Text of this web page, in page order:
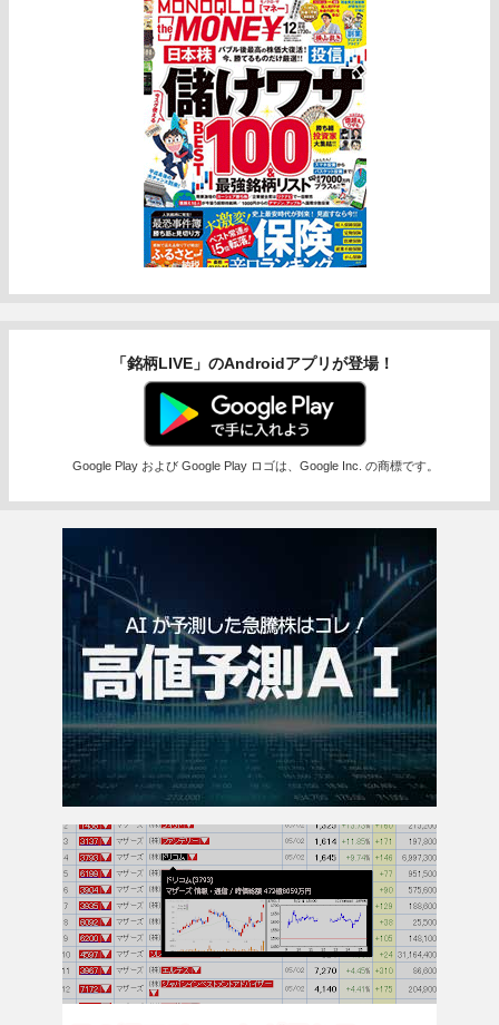
「銘柄LIVE」のAndroidアプリが登場！
Google Play および Google Play ロゴは、Google Inc. の商標です。